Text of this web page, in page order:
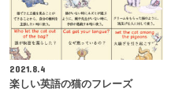
2021.8.4
楽しい英語の猫のフレーズ